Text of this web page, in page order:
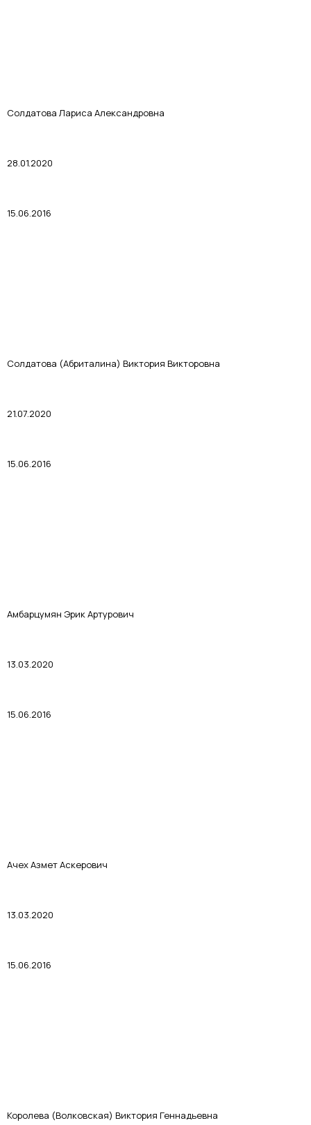
Солдатова Лариса Александровна
28.01.2020
15.06.2016
Солдатова (Абриталина) Виктория Викторовна
21.07.2020
15.06.2016
Амбарцумян Эрик Артурович
13.03.2020
15.06.2016
Ачех Азмет Аскерович
13.03.2020
15.06.2016
Королева (Волковская) Виктория Геннадьевна